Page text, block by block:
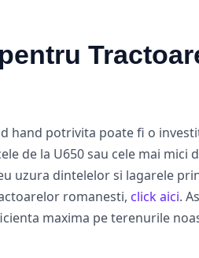
hand potrivita poate fi o
de la U650 sau cele mai mici
uzura dintelelor si lagarele
romanesti, click aici.
maxima pe terenurile